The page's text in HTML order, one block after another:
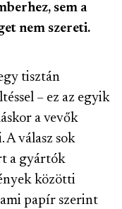
sem a
nem szereti.
tisztán
– ez az egyik
a vevők
A válasz sok
a gyártók
közötti
papír szerint